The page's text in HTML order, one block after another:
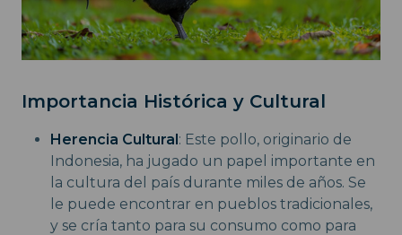
Importancia Histórica y Cultural
Herencia Cultural: Este pollo, originario de
Indonesia, ha jugado un papel importante en
la cultura del país durante miles de años. Se
le puede encontrar en pueblos tradicionales,
y se cría tanto para su consumo como para